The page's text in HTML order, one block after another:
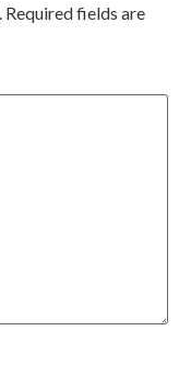
Required fields are